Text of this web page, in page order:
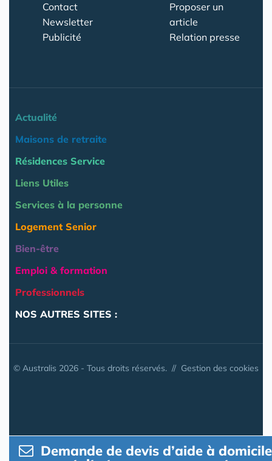
Contact
Newsletter
Publicité
Proposer un
article
Relation presse
Actualité
Maisons de retraite
Résidences Service
Liens Utiles
Services à la personne
Logement Senior
Bien-être
Emploi & formation
Professionnels
NOS AUTRES SITES :
© Australis 2026 - Tous droits réservés. // Gestion des cookies
Demande de devis d’aide à domicile